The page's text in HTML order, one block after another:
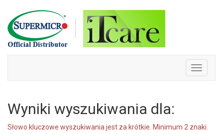
Skip
to
content
Toggle
Wyniki wyszukiwania dla:
Słowo kluczowe wyszukiwania jest za krótkie. Minimum 2 znaki.